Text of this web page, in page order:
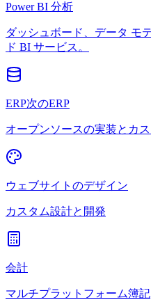
Power BI 分析
ダッシュボード、データ モ
ド BI サービス。
ERP次のERP
オープンソースの実装とカ
ウェブサイトのデザイン
カスタム設計と開発
会計
マルチプラットフォーム簿記